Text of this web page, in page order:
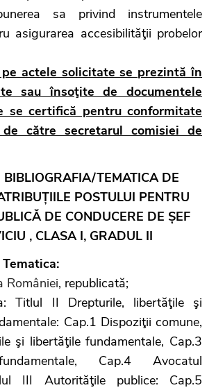
sa privind instrumentele
asigurarea accesibilităţii probelor
actele solicitate se prezintă în
sau însoţite de documentele
se certifică pentru conformitate
către secretarul comisiei de
BIBLIOGRAFIA/TEMATICA DE
POSTULUI PENTRU
DE CONDUCERE DE ȘEF
, CLASA I, GRADUL II
României, republicată;
Titlul II Drepturile, libertăţile şi
Cap.1 Dispoziţii comune,
şi libertăţile fundamentale, Cap.3
Cap.4 Avocatul
III Autorităţile publice: Cap.5